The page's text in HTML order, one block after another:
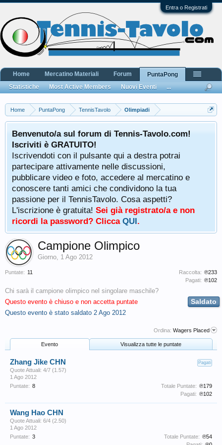
Entra o Registrati
Home PuntaPong TennisTavolo Olimpiadi
Benvenuto/a sul forum di Tennis-Tavolo.com!
Iscriviti è GRATUITO!
Iscrivendoti con il pulsante qui a destra potrai
partecipare attivamente nelle discussioni,
pubblicare video e foto, accedere al mercatino e
conoscere tanti amici che condividono la tua
passione per il TennisTavolo. Cosa aspetti?
L'iscrizione è gratuita! Sei già registrato/a e non
ricordi la password? Clicca QUI.
Puntate: 11 Raccolta: ℗233
Pagati: ℗102
Campione Olimpico
Giorno, 1 Ago 2012
Saldato
Chi sarà il campione olimpico nel singolare maschile?
Questo evento è chiuso e non accetta puntate
Questo evento è stato saldato 2 Ago 2012
Ordina: Wagers Placed
Evento Visualizza tutte le puntate
Pagati
Zhang Jike CHN
Quote Attuali: 4/7 (1.57)
1 Ago 2012
Puntate: 8 Totale Puntate: ℗179
Pagati: ℗102
Wang Hao CHN
Quote Attuali: 6/4 (2.50)
1 Ago 2012
Puntate: 3 Totale Puntate: ℗54
Home Mercatino Materiali Forum
PuntaPong
Statistiche
Most Active Members Nuovi Eventi ...